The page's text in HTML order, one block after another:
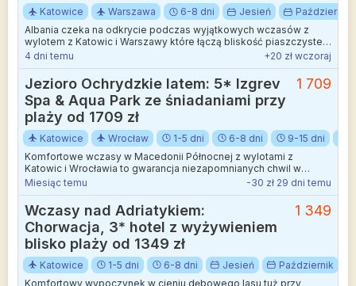
Katowice Warszawa 6-8 dni Jesień
Październik
Albania czeka na odkrycie podczas wyjątkowych wczasów z
wylotem z Katowic i Warszawy które łączą bliskość piaszczystej
plaży z kameralną atmosferą.
4 dni temu +20 zł wczoraj
Jezioro Ochrydzkie latem: 5* Izgrev
Spa & Aqua Park ze śniadaniami przy
plaży od 1709 zł
1 709
Katowice Wrocław 1-5 dni 6-8 dni 9-15 dni
Komfortowe wczasy w Macedonii Północnej z wylotami z
Katowic i Wrocławia to gwarancja niezapomnianych chwil w
otoczeniu krystalicznie czystych wód.
Miesiąc temu -30 zł 29 dni temu
Wczasy nad Adriatykiem:
Chorwacja, 3* hotel z wyżywieniem
blisko plaży od 1349 zł
1 349
Katowice 1-5 dni 6-8 dni Jesień
Październik
Komfortowy wypoczynek w cieniu dębowego lasu tuż przy